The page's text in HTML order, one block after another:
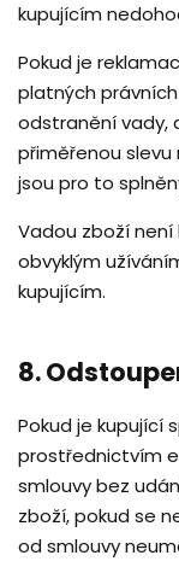
kupujícím
Pokud je
platných
odstranění vady,
přiměřenou
jsou pro to
Vadou zboží
obvyklým
kupujícím.
8.
Pokud je kupující
prostřednictvím
smlouvy bez
zboží, pokud se
od smlouvy